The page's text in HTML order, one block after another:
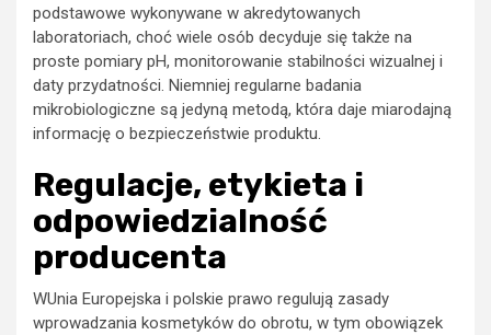
podstawowe wykonywane w akredytowanych
laboratoriach, choć wiele osób decyduje się także na
proste pomiary pH, monitorowanie stabilności wizualnej i
daty przydatności. Niemniej regularne badania
mikrobiologiczne są jedyną metodą, która daje miarodajną
informację o bezpieczeństwie produktu.
Regulacje, etykieta i
odpowiedzialność
producenta
WUnia Europejska i polskie prawo regulują zasady
wprowadzania kosmetyków do obrotu, w tym obowiązek